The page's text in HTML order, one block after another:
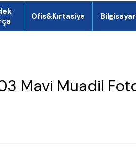
Ofis&Kırtasiye
Mavi Muadil